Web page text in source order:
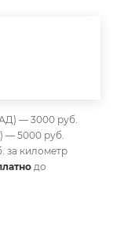
— 3000 руб.
— 5000 руб.
за километр
до